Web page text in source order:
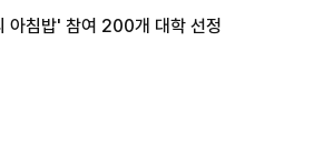
아침밥' 참여 200개 대학 선정